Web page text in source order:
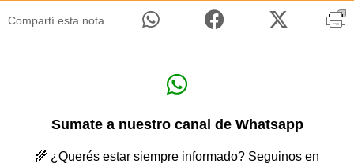
Compartí esta nota
Sumate a nuestro canal de Whatsapp
🌾 ¿Querés estar siempre informado? Seguinos en